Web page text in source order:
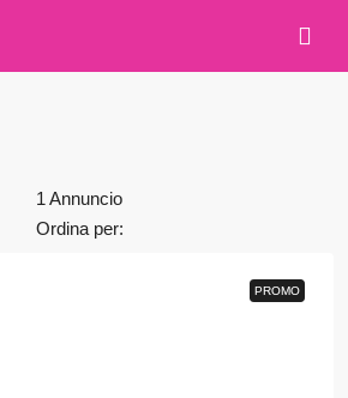
1 Annuncio
Ordina per:
PROMO
PROMO